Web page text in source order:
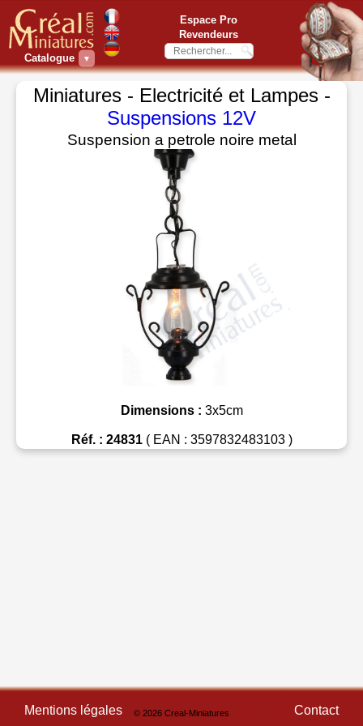
Catalogue ▼
Espace Pro
Revendeurs
Miniatures - Electricité et Lampes -
Suspensions 12V
Suspension a petrole noire metal
Dimensions : 3x5cm
Réf. : 24831( EAN : 3597832483103 )
Mentions légales © 2026 Creal-Miniatures Contact